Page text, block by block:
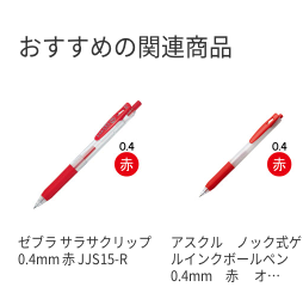
おすすめの関連商品
ゼブラ サラサクリップ
0.4mm 赤 JJS15-R
アスクル ノック式ゲ
ルインクボールペン
0.4mm 赤 オ…